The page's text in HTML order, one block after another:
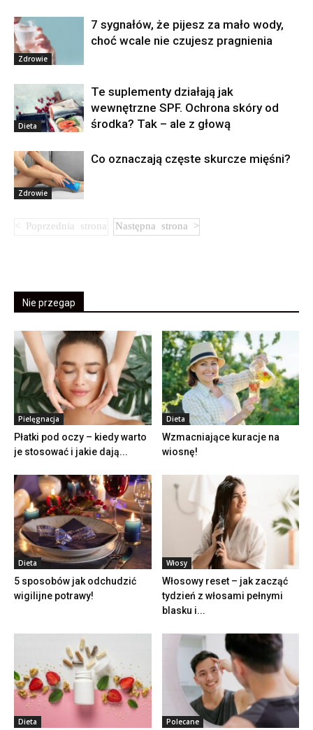
Zdrowie
7 sygnałów, że pijesz za mało wody,
choć wcale nie czujesz pragnienia
Dieta
Te suplementy działają jak
wewnętrzne SPF. Ochrona skóry od
środka? Tak – ale z głową
Zdrowie
Co oznaczają częste skurcze mięśni?
Nie przegap
Pielęgnacja
Płatki pod oczy – kiedy warto
je stosować i jakie dają...
Dieta
Wzmacniające kuracje na
wiosnę!
Dieta
5 sposobów jak odchudzić
wigilijne potrawy!
Włosy
Włosowy reset – jak zacząć
tydzień z włosami pełnymi
blasku i...
Dieta Polecane